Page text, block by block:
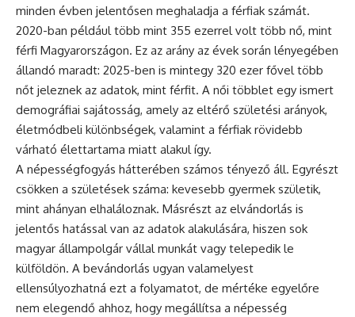
minden évben jelentősen meghaladja a férfiak számát.
2020-ban például több mint 355 ezerrel volt több nő, mint
férfi Magyarországon. Ez az arány az évek során lényegében
állandó maradt: 2025-ben is mintegy 320 ezer fővel több
nőt jeleznek az adatok, mint férfit. A női többlet egy ismert
demográfiai sajátosság, amely az eltérő születési arányok,
életmódbeli különbségek, valamint a férfiak rövidebb
várható élettartama miatt alakul így.
A népességfogyás hátterében számos tényező áll. Egyrészt
csökken a születések száma: kevesebb gyermek születik,
mint ahányan elhaláloznak. Másrészt az elvándorlás is
jelentős hatással van az adatok alakulására, hiszen sok
magyar állampolgár vállal munkát vagy telepedik le
külföldön. A bevándorlás ugyan valamelyest
ellensúlyozhatná ezt a folyamatot, de mértéke egyelőre
nem elegendő ahhoz, hogy megállítsa a népesség